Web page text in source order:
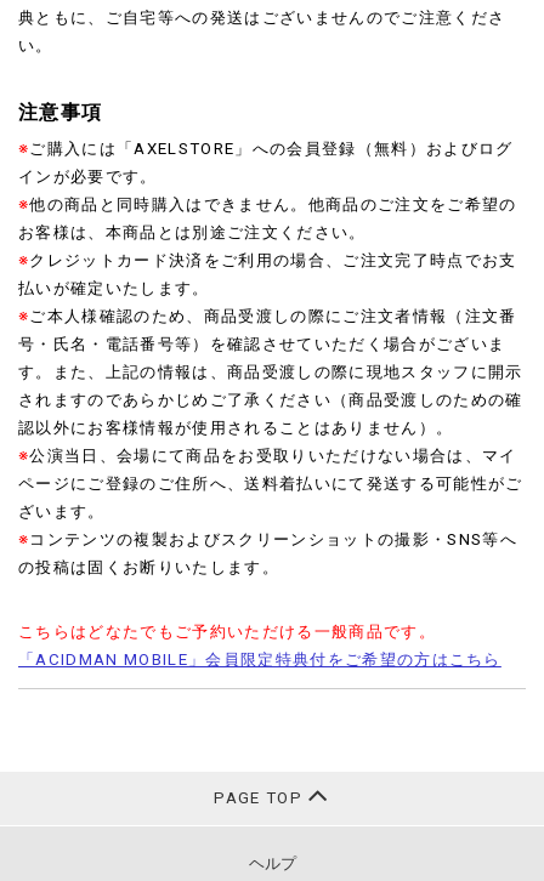
典ともに、ご自宅等への発送はございませんのでご注意くださ
い。
注意事項
※ ご購入には「AXELSTORE」への会員登録（無料）およびログ
インが必要です。
※他の商品と同時購入はできません。他商品のご注文をご希望の
お客様は、本商品とは別途ご注文ください。
※クレジットカード決済をご利用の場合、ご注文完了時点でお支
払いが確定いたします。
※ ご本人様確認のため、商品受渡しの際にご注文者情報（注文番
号・氏名・電話番号等）を確認させていただく場合がございま
す。また、上記の情報は、商品受渡しの際に現地スタッフに開示
されますのであらかじめご了承ください（商品受渡しのための確
認以外にお客様情報が使用されることはありません）。
※公演当日、会場にて商品をお受取りいただけない場合は、マイ
ページにご登録のご住所へ、送料着払いにて発送する可能性がご
ざいます。
※ コンテンツの複製およびスクリーンショットの撮影・SNS等へ
の投稿は固くお断りいたします。
こちらはどなたでもご予約いただける一般商品です。
「ACIDMAN MOBILE」会員限定特典付をご希望の方はこちら
PAGE TOP
ヘルプ